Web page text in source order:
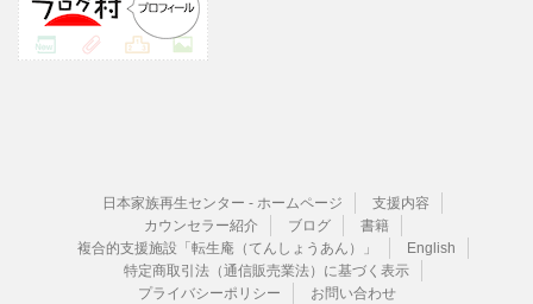
日本家族再生センター - ホームページ
支援内容
カウンセラー紹介
ブログ
書籍
複合的支援施設「転生庵（てんしょうあん）」
English
特定商取引法（通信販売業法）に基づく表示
プライバシーポリシー
お問い合わせ